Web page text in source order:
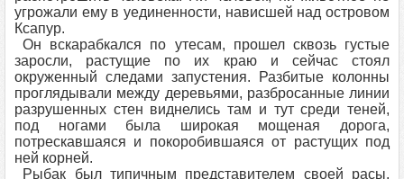
угрожали ему в уединенности, нависшей над островом
Ксапур.
Он вскарабкался по утесам, прошел сквозь густые
заросли, растущие по их краю и сейчас стоял
окруженный следами запустения. Разбитые колонны
проглядывали между деревьями, разбросанные линии
разрушенных стен виднелись там и тут среди теней,
под ногами была широкая мощеная дорога,
потрескавшаяся и покоробившаяся от растущих под
ней корней.
Рыбак был типичным представителем своей расы,